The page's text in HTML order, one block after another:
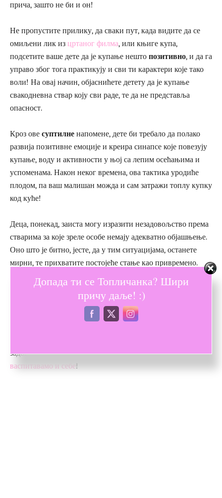
прича, зашто не би и он!
Не пропустите прилику, да сваки пут, када видите да се
омиљени лик из цртаног филма, или књиге купа,
подсетите ваше дете да је купање нешто позитивно, и да га
управо због тога практикују и сви ти карактери које тако
воли! На овај начин, објаснићете детету да је купање
свакодневна ствар коју сви раде, те да не представља
опасност.
Кроз ове суптилне напомене, дете би требало да полако
развија позитивне емоције и креира синапсе које повезују
купање, воду и активности у њој са лепим осећањима и
успоменама. Након неког времена, ова тактика уродиће
плодом, па ваш малишан можда и сам затражи топлу купку
код куће!
Деца, понекад, заиста могу изразити незадовољство према
стварима за које зреле особе немају адекватно објашњење.
Оно што је битно, јесте, да у тим ситуацијама, останете
мирни, те прихватите постојеће стање као привремено.
Примените неку од ових метода, те експериментално
проверите која од њих највише одговара вашем детету.
Немамо сумње да ће, на крају, исход бити повољан, те да
задовољство и неизмерну срећу,васпитавањем деце
васпитавамо и себе!
Допада ти се Топличанка? Шири
причу даље! :)